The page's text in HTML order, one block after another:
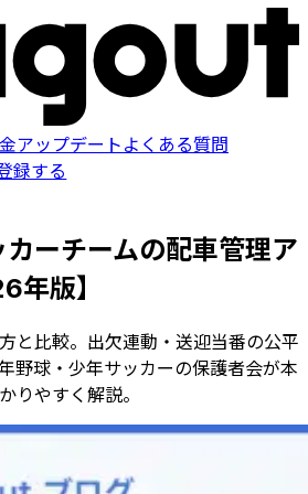
アップデート よくある質問
録する
ーチームの配車管理ア
年版】
と比較。出欠連動・送迎当番の公平
野球・少年サッカーの保護者会が本
りやすく解説。